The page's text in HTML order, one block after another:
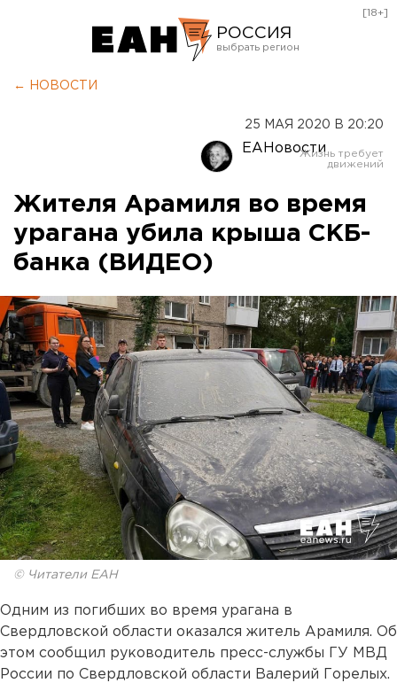
РОССИЯ
Оренбург
[18+]
← НОВОСТИ
25 МАЯ 2020 В 20:20
ЕАНовости
Жителя Арамиля во время
урагана убила крыша СКБ-
банка (ВИДЕО)
© Читатели ЕАН
Одним из погибших во время урагана в
Свердловской области оказался житель Арамиля. Об
этом сообщил руководитель пресс-службы ГУ МВД
России по Свердловской области Валерий Горелых.